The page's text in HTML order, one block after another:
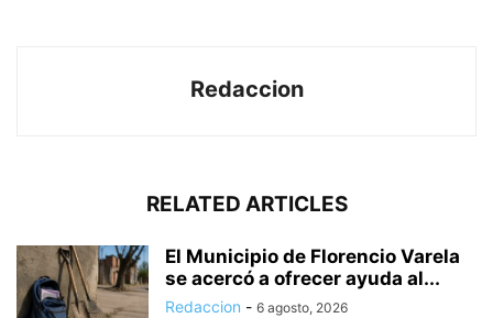
Redaccion
RELATED ARTICLES
El Municipio de Florencio Varela
se acercó a ofrecer ayuda al...
Redaccion - 6 agosto, 2026